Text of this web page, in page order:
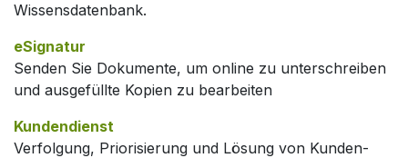
Wissensdatenbank.
eSignatur
Senden Sie Dokumente, um online zu unterschreiben
und ausgefüllte Kopien zu bearbeiten
Kundendienst
Verfolgung, Priorisierung und Lösung von Kunden-